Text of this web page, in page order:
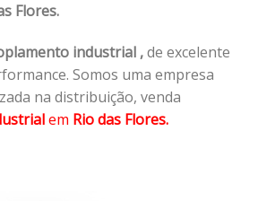
Flores.
industrial ,de excelente
Somos uma empresa
na distribuição, venda
em Rio das Flores.